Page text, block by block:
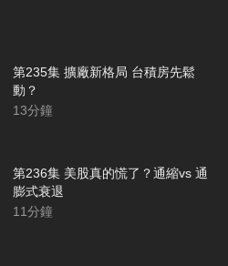
第235集 擴廠新格局 台積房先鬆
動？
13分鐘
第236集 美股真的慌了？通縮vs 通
膨式衰退
11分鐘